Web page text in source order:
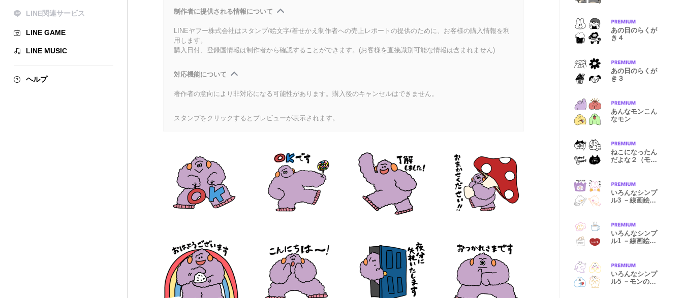
LINE関連サービス
LINE GAME
LINE MUSIC
ヘルプ
制作者に提供される情報について
LINEヤフー株式会社はスタンプ/絵文字/着せかえ制作者への売上レポートの提供のために、お客様の購入情報を利
用します。
購入日付、登録国情報は制作者から確認することができます。(お客様を直接識別可能な情報は含まれません)
対応機能について
著作者の意向により非対応になる可能性があります。購入後のキャンセルはできません。
スタンプをクリックするとプレビューが表示されます。
あの日のらくが
き４
あの日のらくが
き３
あんなモンこん
なモン
ねこになったん
だよな２（モノ
いろんなシンプ
ル3 －線画絵文
いろんなシンプ
ル1 －線画絵文
いろんなシンプ
ル5 －モンのき